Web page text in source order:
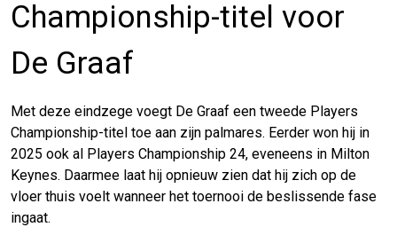
Championship-titel voor
De Graaf
Met deze eindzege voegt De Graaf een tweede Players
Championship-titel toe aan zijn palmares. Eerder won hij in
2025 ook al Players Championship 24, eveneens in Milton
Keynes. Daarmee laat hij opnieuw zien dat hij zich op de
vloer thuis voelt wanneer het toernooi de beslissende fase
ingaat.